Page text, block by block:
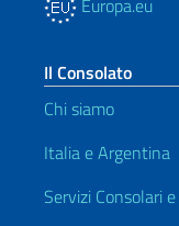
Europa.eu
Il Consolato
Chi siamo
Italia e Argentina
Servizi Consolari